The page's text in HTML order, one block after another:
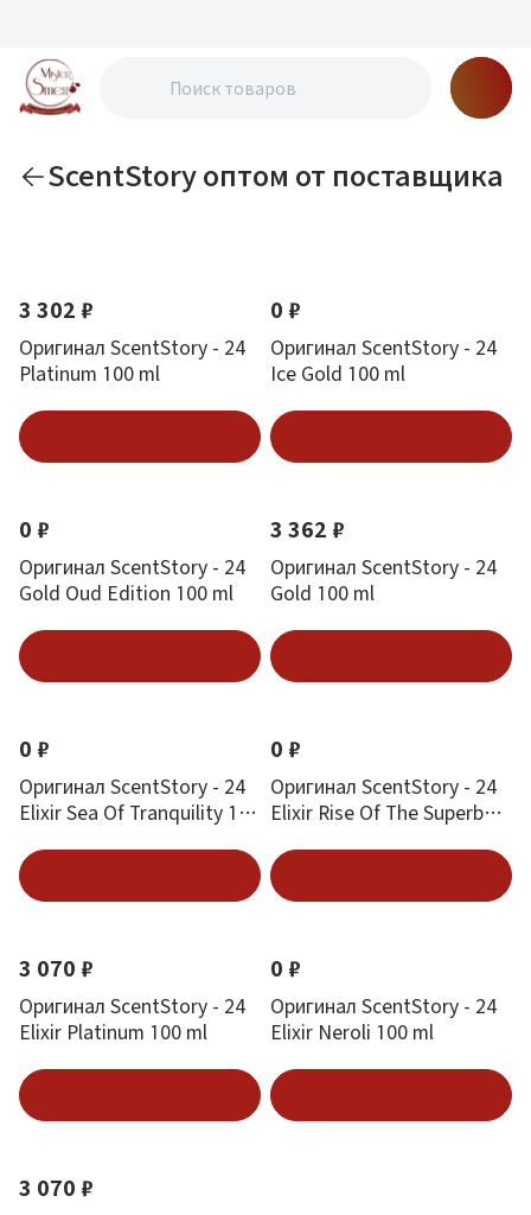
ScentStory оптом от поставщика
3 302 ₽
Оригинал ScentStory - 24
Platinum 100 ml
0 ₽
Оригинал ScentStory - 24
Ice Gold 100 ml
0 ₽
Оригинал ScentStory - 24
Gold Oud Edition 100 ml
3 362 ₽
Оригинал ScentStory - 24
Gold 100 ml
0 ₽
Оригинал ScentStory - 24
Elixir Sea Of Tranquility 100
0 ₽
Оригинал ScentStory - 24
Elixir Rise Of The Superb
3 070 ₽
Оригинал ScentStory - 24
Elixir Platinum 100 ml
0 ₽
Оригинал ScentStory - 24
Elixir Neroli 100 ml
3 070 ₽